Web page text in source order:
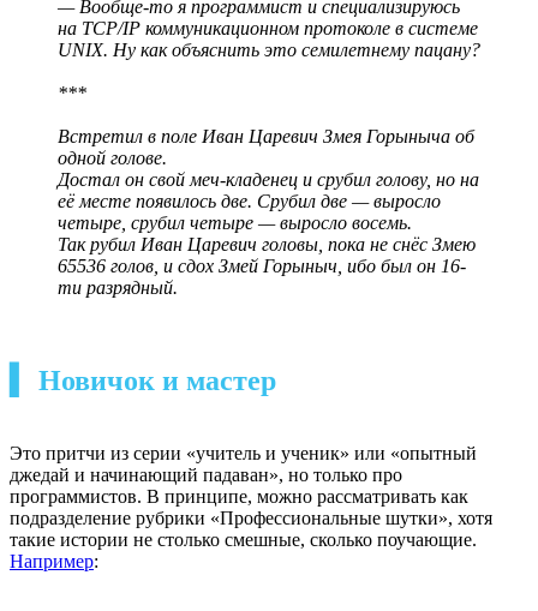
— Вообще-то я программист и специализируюсь
на TCP/IP коммуникационном протоколе в системе
UNIX. Ну как объяснить это семилетнему пацану?
***
Встретил в поле Иван Царевич Змея Горыныча об
одной голове.
Достал он свой меч-кладенец и срубил голову, но на
её месте появилось две. Срубил две — выросло
четыре, срубил четыре — выросло восемь.
Так рубил Иван Царевич головы, пока не снёс Змею
65536 голов, и сдох Змей Горыныч, ибо был он 16-
ти разрядный.
▍ Новичок и мастер
Это притчи из серии «учитель и ученик» или «опытный
джедай и начинающий падаван», но только про
программистов. В принципе, можно рассматривать как
подразделение рубрики «Профессиональные шутки», хотя
такие истории не столько смешные, сколько поучающие.
Например: